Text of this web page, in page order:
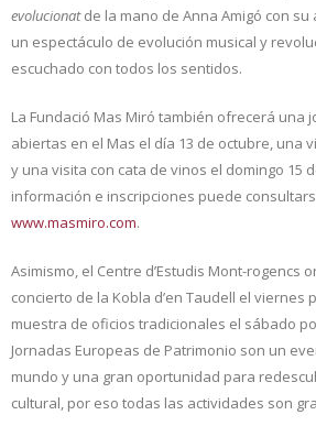
evolucionatde la mano de Anna Amigó con
un espectáculo de evolución musical y
escuchado con todos los sentidos.
La Fundació Mas Miró también ofrecerá una
abiertas en el Mas el día 13 de octubre, una
y una visita con cata de vinos el domingo 15
información e inscripciones puede
www.masmiro.com.
Asimismo, el Centre d’Estudis Mont-rogencs
concierto de la Kobla d’en Taudell el viernes
muestra de oficios tradicionales el sábado
Jornadas Europeas de Patrimonio son un
mundo y una gran oportunidad para
cultural, por eso todas las actividades son